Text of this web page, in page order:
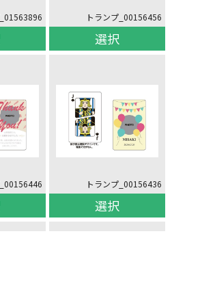
トランプ_00156456
選択
トランプ_00156436
選択